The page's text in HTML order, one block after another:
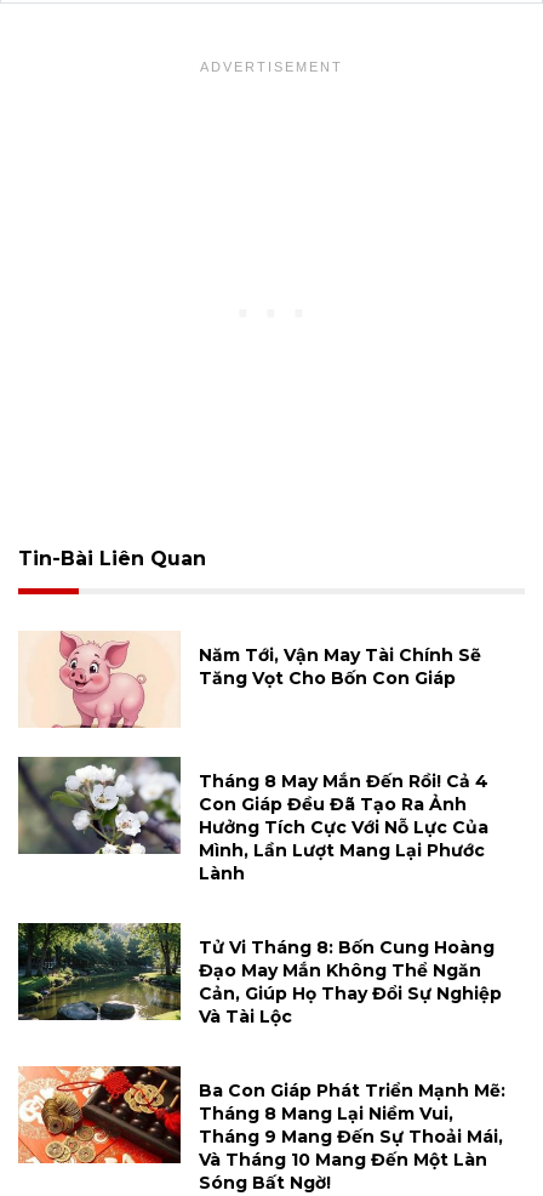
Tin-Bài Liên Quan
Năm Tới, Vận May Tài Chính Sẽ
Tăng Vọt Cho Bốn Con Giáp
Tháng 8 May Mắn Đến Rồi! Cả 4
Con Giáp Đều Đã Tạo Ra Ảnh
Hưởng Tích Cực Với Nỗ Lực Của
Mình, Lần Lượt Mang Lại Phước
Lành
Tử Vi Tháng 8: Bốn Cung Hoàng
Đạo May Mắn Không Thể Ngăn
Cản, Giúp Họ Thay Đổi Sự Nghiệp
Và Tài Lộc
Ba Con Giáp Phát Triển Mạnh Mẽ:
Tháng 8 Mang Lại Niềm Vui,
Tháng 9 Mang Đến Sự Thoải Mái,
Và Tháng 10 Mang Đến Một Làn
Sóng Bất Ngờ!